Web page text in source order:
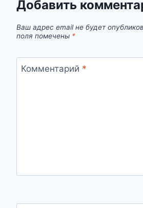
Добавить
Ваш адрес email не будет
поля помечены *
Комментарий *